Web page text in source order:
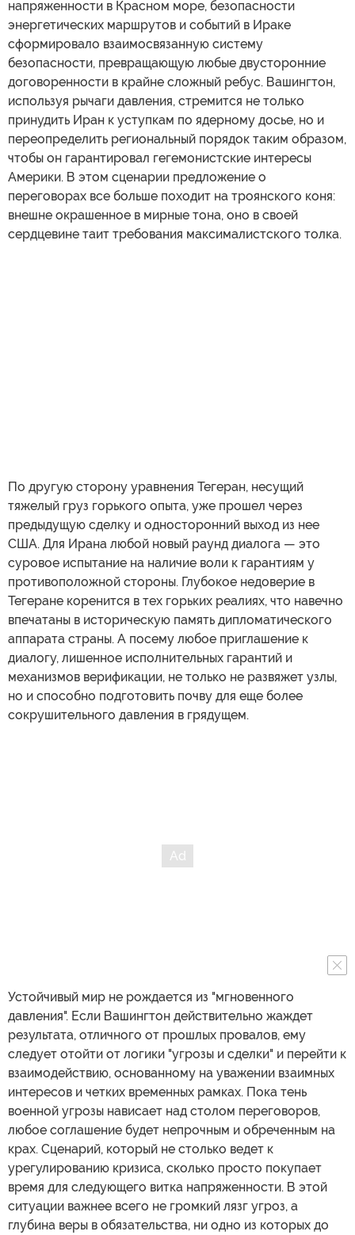
напряженности в Красном море, безопасности
энергетических маршрутов и событий в Ираке
сформировало взаимосвязанную систему
безопасности, превращающую любые двусторонние
договоренности в крайне сложный ребус. Вашингтон,
используя рычаги давления, стремится не только
принудить Иран к уступкам по ядерному досье, но и
переопределить региональный порядок таким образом,
чтобы он гарантировал гегемонистские интересы
Америки. В этом сценарии предложение о
переговорах все больше походит на троянского коня:
внешне окрашенное в мирные тона, оно в своей
сердцевине таит требования максималистского толка.
По другую сторону уравнения Тегеран, несущий
тяжелый груз горького опыта, уже прошел через
предыдущую сделку и односторонний выход из нее
США. Для Ирана любой новый раунд диалога — это
суровое испытание на наличие воли к гарантиям у
противоположной стороны. Глубокое недоверие в
Тегеране коренится в тех горьких реалиях, что навечно
впечатаны в историческую память дипломатического
аппарата страны. А посему любое приглашение к
диалогу, лишенное исполнительных гарантий и
механизмов верификации, не только не развяжет узлы,
но и способно подготовить почву для еще более
сокрушительного давления в грядущем.
Устойчивый мир не рождается из "мгновенного
давления". Если Вашингтон действительно жаждет
результата, отличного от прошлых провалов, ему
следует отойти от логики "угрозы и сделки" и перейти к
взаимодействию, основанному на уважении взаимных
интересов и четких временных рамках. Пока тень
военной угрозы нависает над столом переговоров,
любое соглашение будет непрочным и обреченным на
крах. Сценарий, который не столько ведет к
урегулированию кризиса, сколько просто покупает
время для следующего витка напряженности. В этой
ситуации важнее всего не громкий лязг угроз, а
глубина веры в обязательства, ни одно из которых до